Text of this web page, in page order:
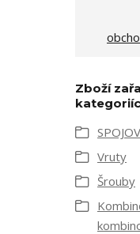
Zboží
Vruty
Šrouby